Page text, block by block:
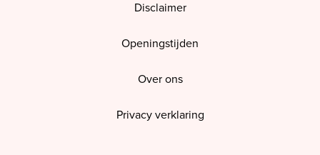
Disclaimer
Openingstijden
Over ons
Privacy verklaring